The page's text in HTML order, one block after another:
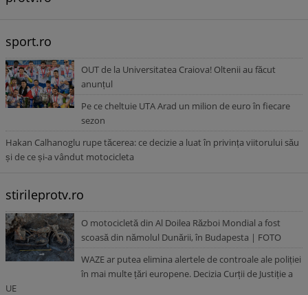
sport.ro
OUT de la Universitatea Craiova! Oltenii au făcut
anunțul
Pe ce cheltuie UTA Arad un milion de euro în fiecare
sezon
Hakan Calhanoglu rupe tăcerea: ce decizie a luat în privința viitorului său
și de ce și-a vândut motocicleta
stirileprotv.ro
O motocicletă din Al Doilea Război Mondial a fost
scoasă din nămolul Dunării, în Budapesta | FOTO
WAZE ar putea elimina alertele de controale ale poliției
în mai multe țări europene. Decizia Curții de Justiție a
UE